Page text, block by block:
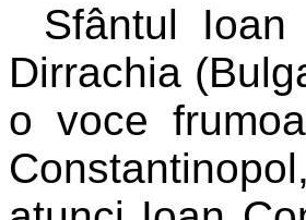
Sfântul
Dirrachia
o voce